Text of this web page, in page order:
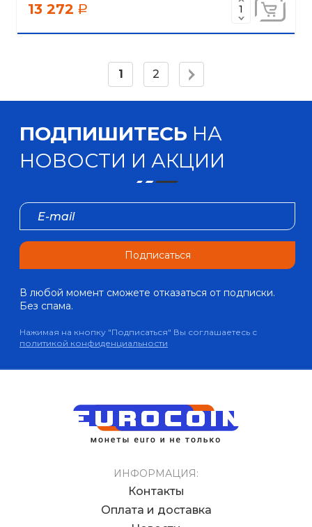
13 272 a
1 2
ПОДПИШИТЕСЬ НА
НОВОСТИ И АКЦИИ
Подписаться
В любой момент сможете отказаться от подписки.
Без спама.
Нажимая на кнопку "Подписаться" Вы соглашаетесь с
политикой конфиденциальности
ИНФОРМАЦИЯ:
Контакты
Оплата и доставка